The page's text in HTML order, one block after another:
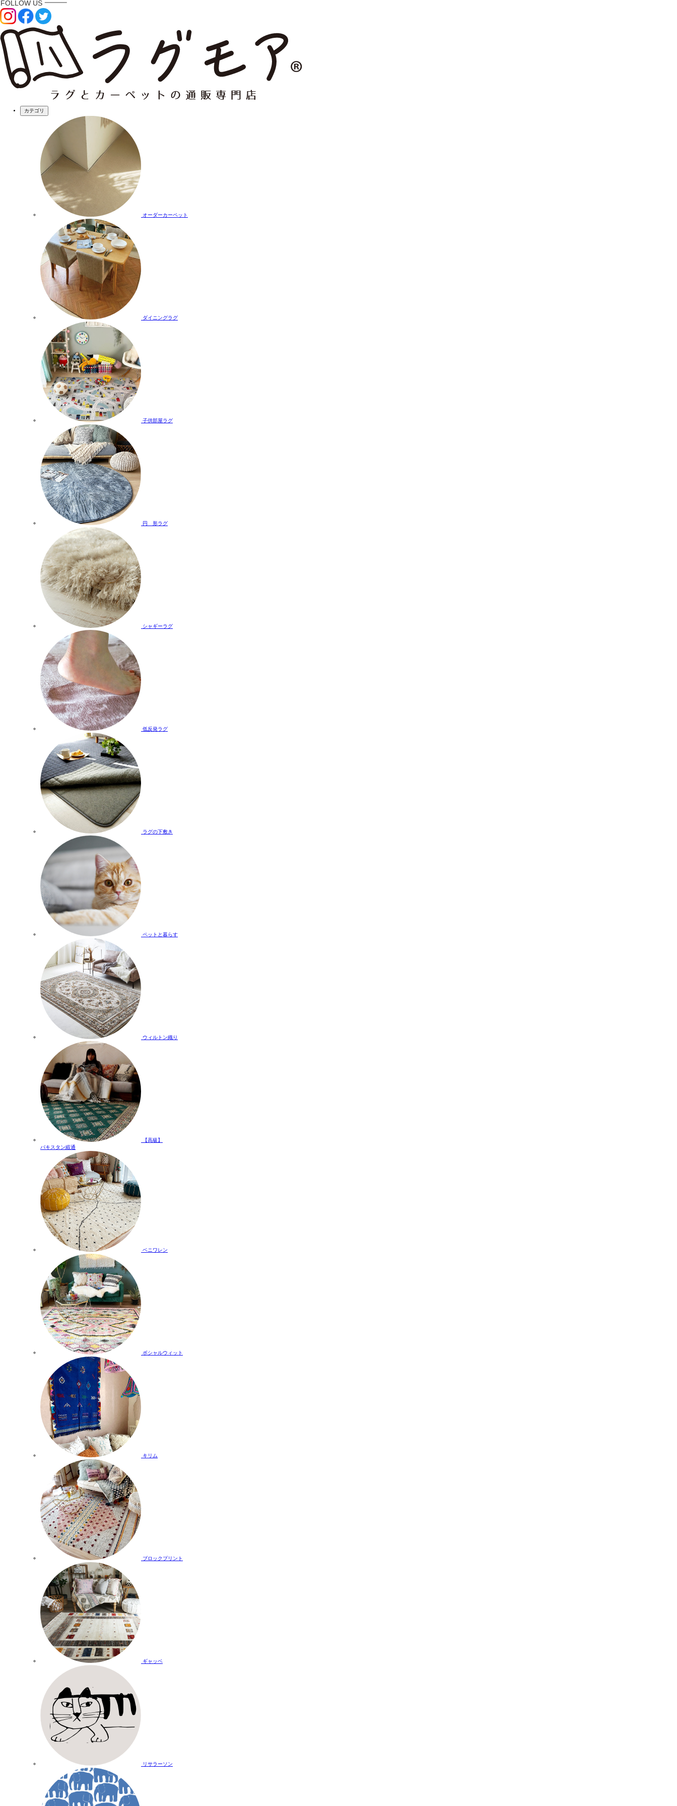
カテゴリ
オーダーカーペット
ダイニングラグ
子供部屋ラグ
円 形ラグ
シャギーラグ
低反発ラグ
ラグの下敷き
ペットと暮らす
ウィルトン織り
【高級】
パキスタン緞通
ベニワレン
ボシャルウィット
キリム
ブロックプリント
ギャッベ
リサラーソン